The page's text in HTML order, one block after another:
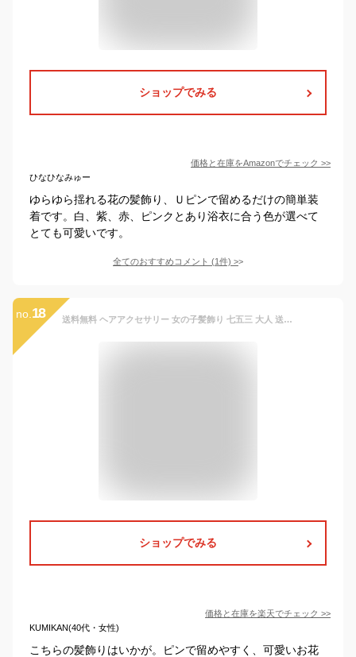
ショップでみる
価格と在庫をAmazonでチェック >>
ひなひなみゅー
ゆらゆら揺れる花の髪飾り、Ｕピンで留めるだけの簡単装
着です。白、紫、赤、ピンクとあり浴衣に合う色が選べて
とても可愛いです。
全てのおすすめコメント (1件) >
no. 18 送料無料 ヘアアクセサリー 女の子髪飾り 七五三 大人 送料無料 髪かざり 卒園式 浴衣 子供 可愛い ガール 子供 キッズ スリーピン パッチンピン 楽天海外通販
ショップでみる
価格と在庫を楽天でチェック >>
KUMIKAN(40代・女性)
こちらの髪飾りはいかが。ピンで留めやすく、可愛いお花